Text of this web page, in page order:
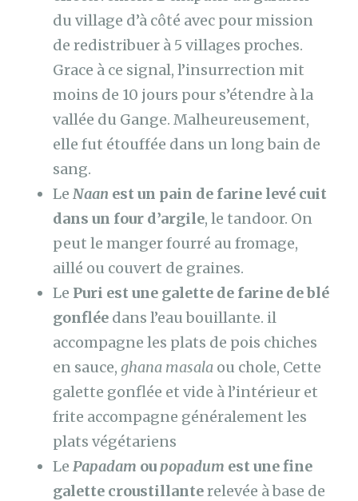
du village d’à côté avec pour mission
de redistribuer à 5 villages proches.
Grace à ce signal, l’insurrection mit
moins de 10 jours pour s’étendre à la
vallée du Gange. Malheureusement,
elle fut étouffée dans un long bain de
sang.
Le Naanest un pain de farine levé cuit
dans un four d’argile, le tandoor. On
peut le manger fourré au fromage,
aillé ou couvert de graines.
Le Puri est une galette de farine de blé
gonflée dans l’eau bouillante. il
accompagne les plats de pois chiches
en sauce, ghana masalaou chole, Cette
galette gonflée et vide à l’intérieur et
frite accompagne généralement les
plats végétariens
Le Papadam oupopadum est une fine
galette croustillanterelevée à base de